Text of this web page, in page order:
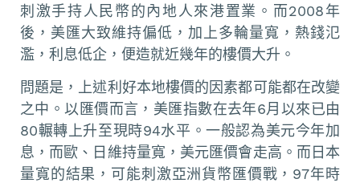
刺激手持人民幣的內地人來港置業。而2008年
後，美匯大致維持偏低，加上多輪量寬，熱錢氾
濫，利息低企，便造就近幾年的樓價大升。
問題是，上述利好本地樓價的因素都可能都在改變
之中。以匯價而言，美匯指數在去年6月以來已由
80輾轉上升至現時94水平。一般認為美元今年加
息，而歐、日維持量寬，美元匯價會走高。而日本
量寬的結果，可能刺激亞洲貨幣匯價戰，97年時